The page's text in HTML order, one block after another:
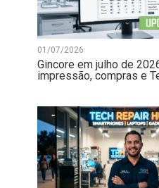
01/07/2026
Gincore em julho de
impressão, compras e